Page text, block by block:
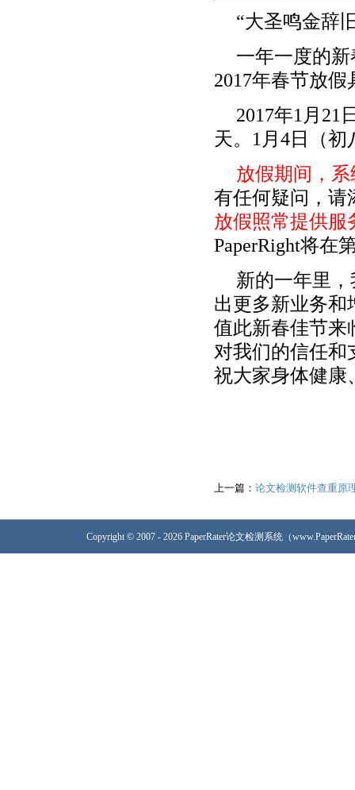
“大圣鸣金辞
一年一度的
2017年春节放
2017年1月21
天。1月4日（
放假期间，
有任何疑问，请
放假照常提供服
PaperRight将在
新的一年里
出更多新业务和
值此新春佳节来
对我们的信任和
祝大家身体健康
上一篇： 论文检测软件查重原
Copyright © 2007 - 2026 PaperRater论文检测系统（